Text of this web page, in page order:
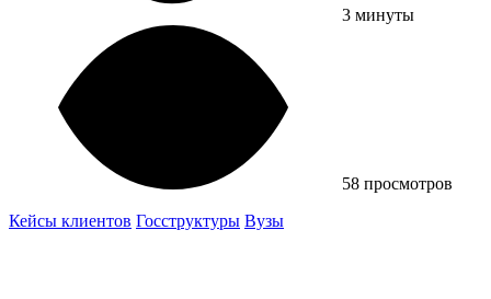
3 минуты
58 просмотров
Кейсы клиентов Госструктуры Вузы